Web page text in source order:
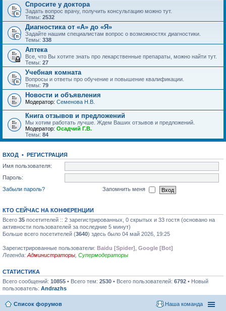
Спросите у доктора
Задать вопрос врачу, получить консультацию можно тут.
Темы: 2532
Диагностика от «А» до «Я»
Задайте нашим специалистам вопрос о возможностях диагностики.
Темы: 338
Аптека
Все, что Вы хотите знать про лекарственные препараты, можно найти тут.
Темы: 27
Учебная комната
Вопросы и ответы про обучение и повышение квалификации.
Темы: 79
Новости и объявления
Модератор: Семенова Н.В.
Книга отзывов и предложений
Мы хотим работать лучше. Ждем Ваших отзывов и предложений.
Модератор: Осадчий Г.В.
Темы: 84
ВХОД • РЕГИСТРАЦИЯ
Имя пользователя:
Пароль:
Забыли пароль?
Запомнить меня
КТО СЕЙЧАС НА КОНФЕРЕНЦИИ
Всего 35 посетителей :: 2 зарегистрированных, 0 скрытых и 33 гостя (основано на
активности пользователей за последние 5 минут)
Больше всего посетителей (3640) здесь было 04 май 2026, 19:25
Зарегистрированные пользователи: Baidu [Spider] Google [Bot]
Легенда: Администраторы Супермодераторы
СТАТИСТИКА
Всего сообщений: 10855 • Всего тем: 2530 • Всего пользователей: 6792 • Новый
пользователь: Andrazhs
Список форумов Наша команда